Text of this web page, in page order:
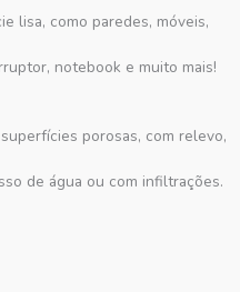
lisa, como paredes, móveis,
notebook e muito mais!
porosas, com relevo,
de água ou com infiltrações.